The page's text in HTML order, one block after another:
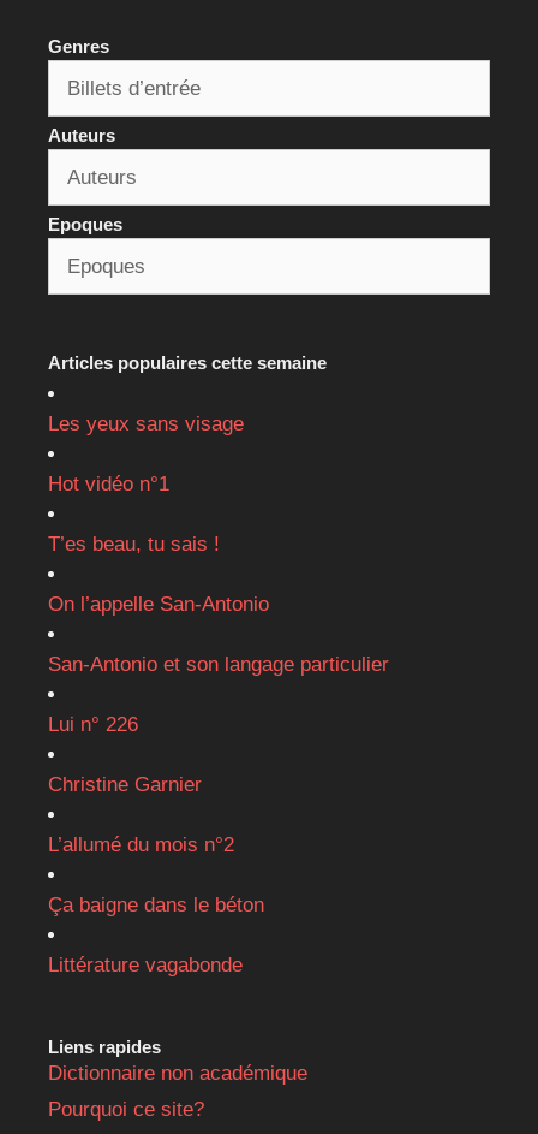
Genres
Auteurs
Epoques
Articles populaires cette semaine
Les yeux sans visage
Hot vidéo n°1
T’es beau, tu sais !
On l’appelle San-Antonio
San-Antonio et son langage particulier
Lui n° 226
Christine Garnier
L’allumé du mois n°2
Ça baigne dans le béton
Littérature vagabonde
Liens rapides
Dictionnaire non académique
Pourquoi ce site?